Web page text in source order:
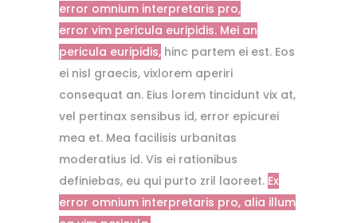
error omnium interpretaris pro,
error vim pericula euripidis. Mei an
pericula euripidis, hinc partem ei est. Eos
ei nisl graecis, vixlorem aperiri
consequat an. Eius lorem tincidunt vix at,
vel pertinax sensibus id, error epicurei
mea et. Mea facilisis urbanitas
moderatius id. Vis ei rationibus
definiebas, eu qui purto zril laoreet. Ex
error omnium interpretaris pro, alia illum